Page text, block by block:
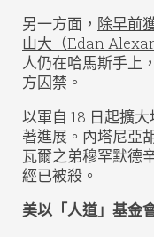
另一方面， 除早前
山大（Edan
人仍在哈馬斯手上
方囚禁。
以軍自 18 日起擴
著進展。內塔尼亞
瓦爾之弟穆罕默德
經已被殺。
美以「人道」基金